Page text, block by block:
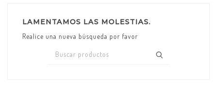
LAMENTAMOS LAS MOLESTIAS.
Realice una nueva búsqueda por favor